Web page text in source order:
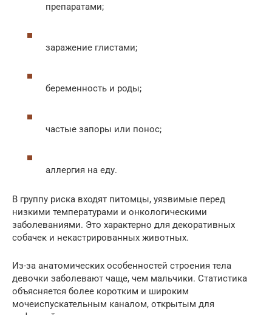
препаратами;
заражение глистами;
беременность и роды;
частые запоры или понос;
аллергия на еду.
В группу риска входят питомцы, уязвимые перед
низкими температурами и онкологическими
заболеваниями. Это характерно для декоративных
собачек и некастрированных животных.
Из-за анатомических особенностей строения тела
девочки заболевают чаще, чем мальчики. Статистика
объясняется более коротким и широким
мочеиспускательным каналом, открытым для